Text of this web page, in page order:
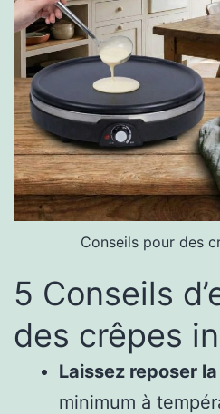
Conseils pour des
5 Conseils
des crêpes
Laissez reposer
minimum à